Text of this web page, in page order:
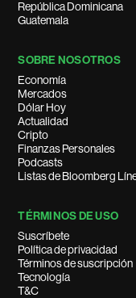
República Dominicana
Guatemala
SOBRE NOSOTROS
Economía
Mercados
Dólar Hoy
Actualidad
Cripto
Finanzas Personales
Podcasts
Listas de Bloomberg
TÉRMINOS DE USO
Suscríbete
Política de privacidad
Términos de suscripción
Tecnología
T&C